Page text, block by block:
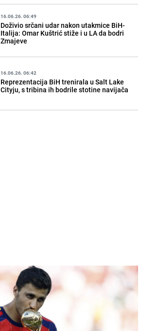
16.06.26. 06:49
Doživio srčani udar nakon utakmice BiH-
Italija: Omar Kuštrić stiže i u LA da bodri
Zmajeve
16.06.26. 06:42
Reprezentacija BiH trenirala u Salt Lake
Cityju, s tribina ih bodrile stotine navijača